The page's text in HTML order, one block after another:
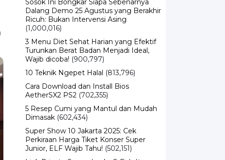
Ricuh: Bukan Intervensi Asing
(1,000,016)
3 Menu Diet Sehat Harian yang Efektif
Wajib dicoba! (900,797)
10 Teknik Ngepet Halal
Cara Download dan Install Bios
5 Resep Cumi yang Mantul dan Mudah
Super Show 10 Jakarta 2025: Cek
Junior, ELF Wajib Tahu! (502,151)
Link Private Server Luck x8 Fish It